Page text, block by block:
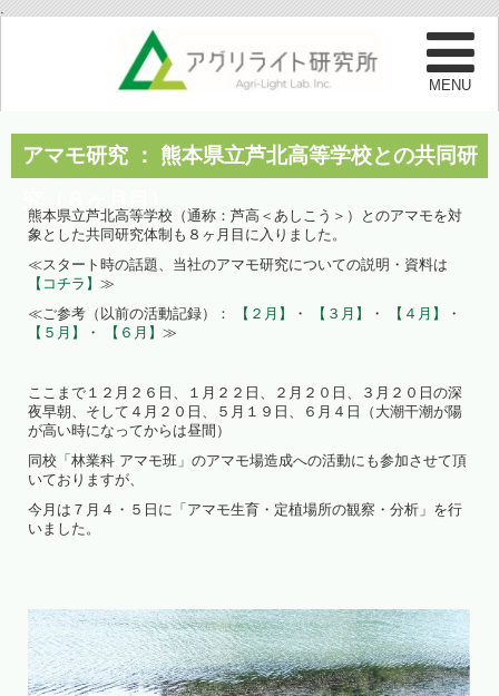
.
アマモ研究 ： 熊本県立芦北高等学校との共同研
熊本県立芦北高等学校（通称：芦高＜あしこう＞）とのアマモを対
象とした共同研究体制も８ヶ月目に入りました。
≪スタート時の話題、当社のアマモ研究についての説明・資料は
【コチラ】 ≫
≪ご参考（以前の活動記録）：
【２月】 ・ 【３月】 ・ 【４月】
・
【５月】
・ 【６月】 ≫
ここまで１２月２６日、１月２２日、２月２０日、３月２０日の深
夜早朝、そして４月２０日、５月１９日、６月４日（大潮干潮が陽
が高い時になってからは昼間）
同校「林業科 アマモ班」のアマモ場造成への活動にも参加させて頂
いておりますが、
今月は７月４・５日に「アマモ生育・定植場所の観察・分析」を行
いました。